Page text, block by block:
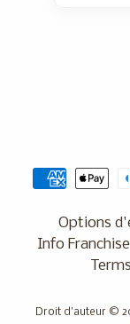
Options
Info Franchise
Droit d'auteur ©